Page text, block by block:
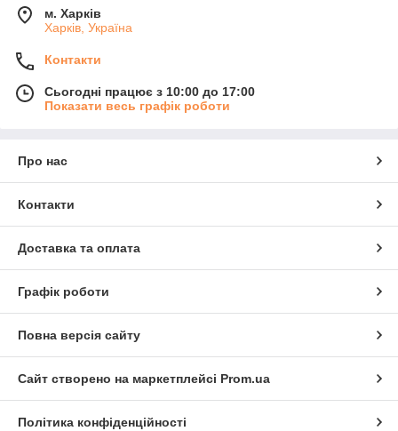
м. Харків
Харків, Україна
Контакти
Сьогодні працює з 10:00 до 17:00
Показати весь графік роботи
Про нас
Контакти
Доставка та оплата
Графік роботи
Повна версія сайту
Сайт створено на маркетплейсі Prom.ua
Політика конфіденційності